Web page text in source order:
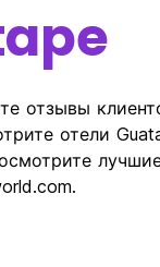
отзывы
отели